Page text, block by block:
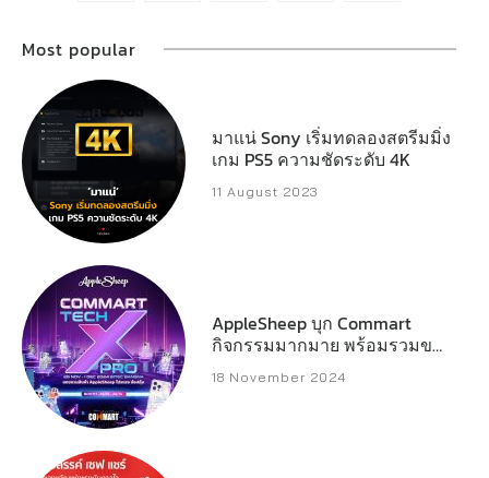
Most popular
มาแน่ Sony เริ่มทดลองสตรีมมิ่ง
เกม PS5 ความชัดระดับ 4K
11 August 2023
AppleSheep บุก Commart
กิจกรรมมากมาย พร้อมรวมของ
แจกหลักหมื่น
18 November 2024